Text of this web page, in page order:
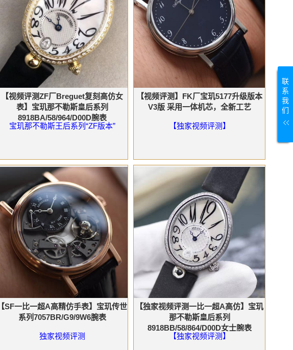
【视频评测ZF厂Breguet复刻高仿女
表】宝玑那不勒斯皇后系列
8918BA/58/964/D00D腕表
宝玑那不勒斯王后系列“ZF版本”
【视频评测】FK厂宝玑5177升级版本
V3版 采用一体机芯，全新工艺
【独家视频评测】
【SF一比一超A高精仿手表】宝玑传世
系列7057BR/G9/9W6腕表
独家视频评测
【独家视频评测一比一超A高仿】宝玑
那不勒斯皇后系列
8918BB/58/864/D00D女士腕表
【独家视频评测】
联
系
我
们